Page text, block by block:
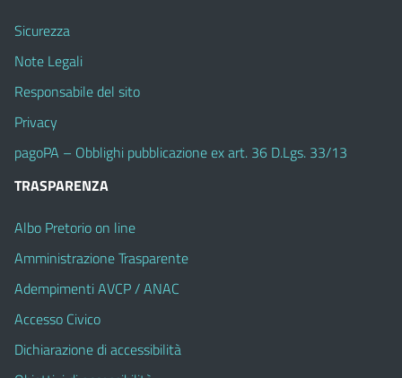
Sicurezza
Note Legali
Responsabile del sito
Privacy
pagoPA – Obblighi pubblicazione ex art. 36 D.Lgs. 33/13
TRASPARENZA
Albo Pretorio on line
Amministrazione Trasparente
Adempimenti AVCP / ANAC
Accesso Civico
Dichiarazione di accessibilità